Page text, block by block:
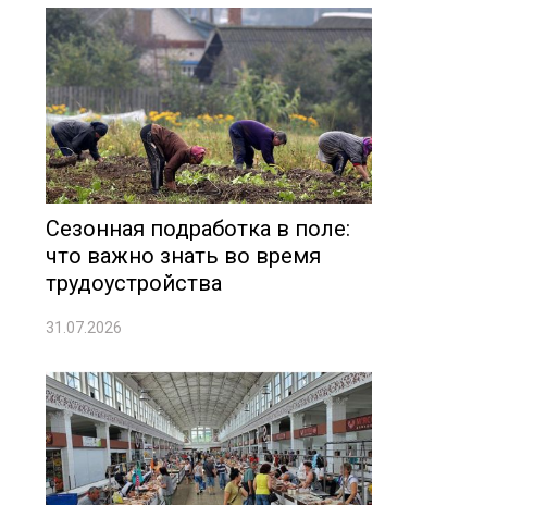
Сезонная подработка в поле:
что важно знать во время
трудоустройства
31.07.2026